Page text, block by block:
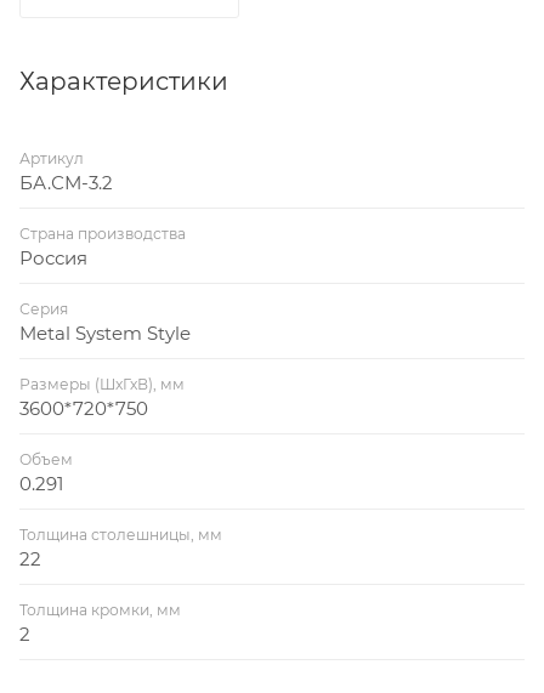
Характеристики
Артикул
БА.СМ-3.2
Страна производства
Россия
Серия
Metal System Style
Размеры (ШхГхВ), мм
3600*720*750
Объем
0.291
Толщина столешницы, мм
22
Толщина кромки, мм
2